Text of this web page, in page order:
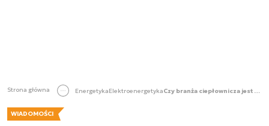
Strona główna EnergetykaElektroenergetyka Czy branża ciepłownicza jest przygotowana na niedobory wody?
WIADOMOŚCI